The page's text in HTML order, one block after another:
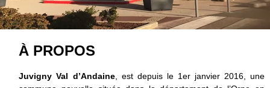
À PROPOS
Juvigny Val d’Andaine, est depuis le 1er janvier 2016, une